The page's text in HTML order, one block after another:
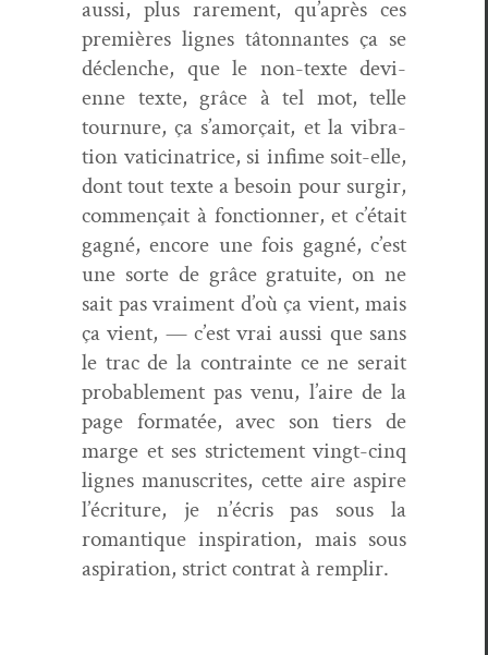
aus­si, plus rarement, qu’après ces
pre­mières lignes tâton­nantes ça se
déclenche, que le non-texte devi­
enne texte, grâce à tel mot, telle
tour­nure, ça s’amorçait, et la vibra­
tion vati­c­i­na­trice, si infime soit-elle,
dont tout texte a besoin pour sur­gir,
com­mençait à fonc­tion­ner, et c’était
gag­né, encore une fois gag­né, c’est
une sorte de grâce gra­tu­ite, on ne
sait pas vrai­ment d’où ça vient, mais
ça vient, — c’est vrai aus­si que sans
le trac de la con­trainte ce ne serait
prob­a­ble­ment pas venu, l’aire de la
page for­matée, avec son tiers de
marge et ses stricte­ment vingt-cinq
lignes man­u­scrites, cette aire aspire
l’écriture, je n’écris pas sous la
roman­tique inspi­ra­tion, mais sous
aspi­ra­tion, strict con­trat à remplir.